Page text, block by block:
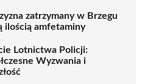
zatrzymany w Brzegu
ilością amfetaminy
Lotnictwa Policji:
Wyzwania i